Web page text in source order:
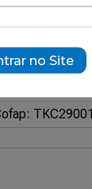
no Site
TKC29001